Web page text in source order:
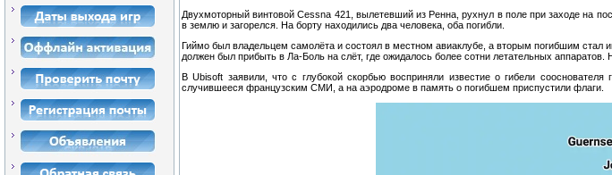
Двухмоторный винтовой Cessna 421, вылетевший из Ренна, рухнул в поле при заходе на
в землю и загорелся. На борту находились два человека, оба погибли.
Гиймо был владельцем самолёта и состоял в местном авиаклубе, а вторым погибшим стал
должен был прибыть в Ла-Боль на слёт, где ожидалось более сотни летательных
В Ubisoft заявили, что с глубокой скорбью восприняли известие о гибели
случившееся французским СМИ, а на аэродроме в память о погибшем приспустили флаги.